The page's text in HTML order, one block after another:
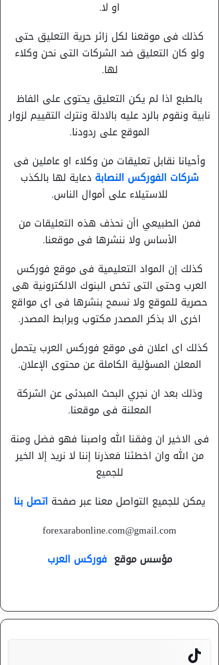
او لا.
كذلك فى موقعنا لكل زائر حرية التعليق حتى
ولو كان التعليق ضد الشركات التى نحن وكلاء
لها.
بالطبع اذا لم يكن التعليق يحتوى على الفاظ
نابية ونقوم بالرد عليه بالادلة ونترك التقييم لزوار
الموقع على ردودنا.
وأحيانا نقابل تعليقات من وكلاء او عاملين فى
شركات الفوركس النصابة دعاية لها بالكذب
للاستيلاء على أموال الناس.
فمن الطبيعي اأن نحذف هذه التعليقات من
الأساس ولا ننشرها فى موقعنا.
كذلك إن المواد التعليمية فى موقع فوركس
العرب وحتى التى تخص البنوك الالكترونية هى
حصرية للموقع ولا نسمح بنشرها فى اى مواقع
اخرى الا بذكر المصدر مكتوب وبرابط المصدر.
كذلك اى اعلان فى موقع فوركس العرب يتحمل
المعلن المسؤلية الكاملة عن محتوى الإعلان.
وذلك بعد ان نجري البحث المبدئى عن الشركة
المعلنة فى موقعنا.
فى الاخير ان وفقنا الله واصبنا فهو فضل ومنة
من الله وان اخطئنا فعذرنا إننا لا نريد إلا الخير
للجميع
يمكن للجميع التواصل معنا عبر صفحة اتصل بنا
forexarabonline.com@gmail.com
مؤسس موقع فوركس العرب